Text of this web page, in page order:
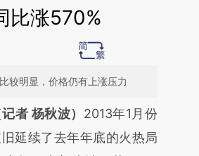
比涨570%
较明显，价格仍有上涨压力
增加这段话：本文由第三方
财新文章
者 杨秋波） 2013年1月份
延续了去年年底的火热局